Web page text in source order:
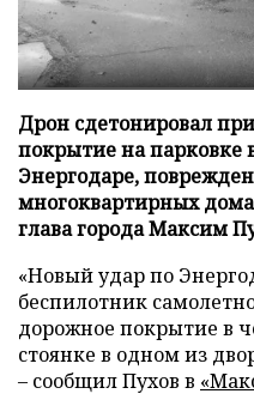
Дрон сдетонировал
покрытие на парковке
Энергодаре,
многоквартирных
глава города Максим
«Новый удар по
беспилотник
дорожное покрытие в
стоянке в одном из
– сообщил Пухов в